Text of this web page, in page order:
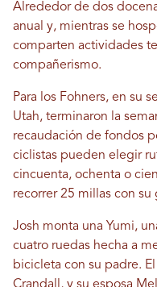
Alrededor de dos
anual y, mientras se
comparten actividades
compañerismo.
Para los Fohners, en su
Utah, terminaron la
recaudación de fondos
ciclistas pueden elegir
cincuenta, ochenta o
recorrer 25 millas con
Josh monta una Yumi,
cuatro ruedas hecha a
bicicleta con su padre.